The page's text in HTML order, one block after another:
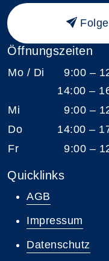
Öffnungszeiten
Mo / Di
9:00 –
14:00 –
Mi
9:00 –
Do
14:00 –
Fr
9:00 –
Quicklinks
AGB
Impressum
Datenschutz